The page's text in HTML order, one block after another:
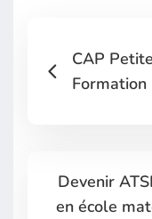
CAP
Formation
Devenir
en école